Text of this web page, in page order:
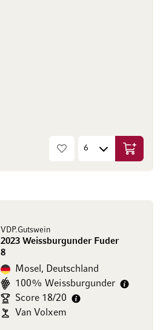
In den
VDP.Gutswein
2023 Weissburgunder Fuder
8
Mosel, Deutschland
100% Weissburgunder
Score 18/20
Van Volxem